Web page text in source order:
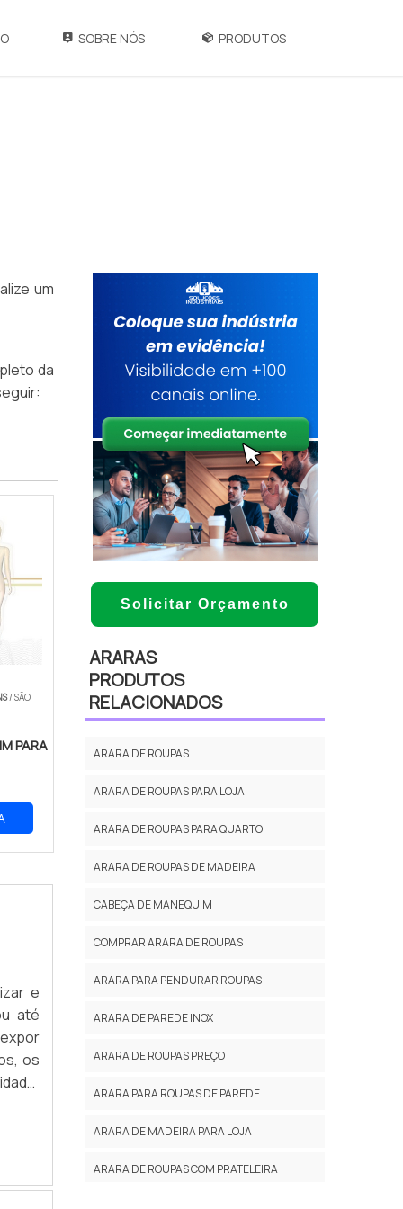
SOBRE NÓS PRODUTOS
um
da
/ SÃO
PARA
e
até
os
Solicitar Orçamento
ARARAS
PRODUTOS
RELACIONADOS
ARARA DE ROUPAS
ARARA DE ROUPAS PARA LOJA
ARARA DE ROUPAS PARA QUARTO
ARARA DE ROUPAS DE MADEIRA
CABEÇA DE MANEQUIM
COMPRAR ARARA DE ROUPAS
ARARA PARA PENDURAR ROUPAS
ARARA DE PAREDE INOX
ARARA DE ROUPAS PREÇO
ARARA PARA ROUPAS DE PAREDE
ARARA DE MADEIRA PARA LOJA
ARARA DE ROUPAS COM PRATELEIRA